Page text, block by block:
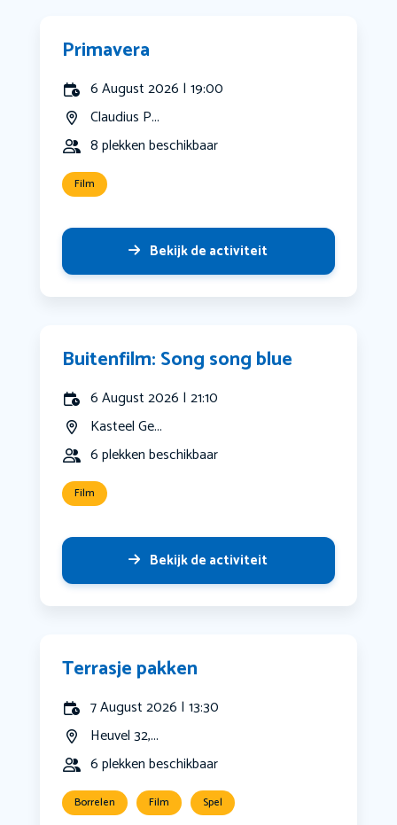
Primavera
6 August 2026 | 19:00
Claudius P...
8 plekken beschikbaar
Film
Bekijk de activiteit
Buitenfilm: Song song blue
6 August 2026 | 21:10
Kasteel Ge...
6 plekken beschikbaar
Film
Bekijk de activiteit
Terrasje pakken
7 August 2026 | 13:30
Heuvel 32,...
6 plekken beschikbaar
Borrelen Film Spel